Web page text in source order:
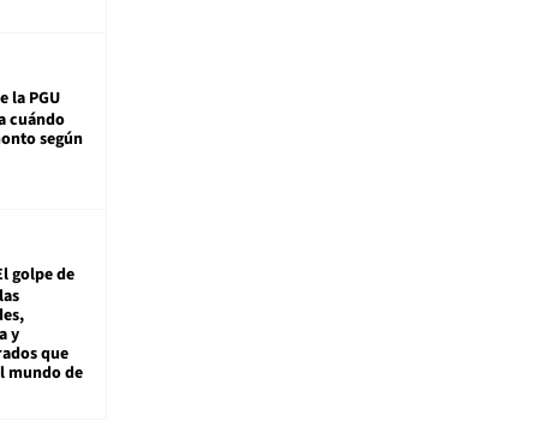
la PGU
cuándo
según
golpe de
y
que
mundo de